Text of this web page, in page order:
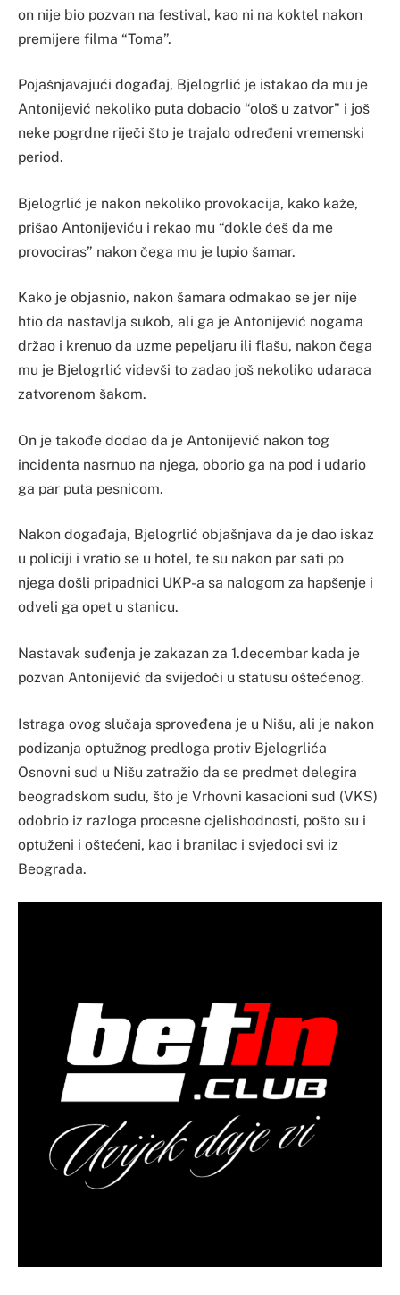
on nije bio pozvan na festival, kao ni na koktel nakon
premijere filma “Toma”.
Pojašnjavajući događaj, Bjelogrlić je istakao da mu je
Antonijević nekoliko puta dobacio “ološ u zatvor” i još
neke pogrdne riječi što je trajalo određeni vremenski
period.
Bjelogrlić je nakon nekoliko provokacija, kako kaže,
prišao Antonijeviću i rekao mu “dokle ćeš da me
provociras” nakon čega mu je lupio šamar.
Kako je objasnio, nakon šamara odmakao se jer nije
htio da nastavlja sukob, ali ga je Antonijević nogama
držao i krenuo da uzme pepeljaru ili flašu, nakon čega
mu je Bjelogrlić videvši to zadao još nekoliko udaraca
zatvorenom šakom.
On je takođe dodao da je Antonijević nakon tog
incidenta nasrnuo na njega, oborio ga na pod i udario
ga par puta pesnicom.
Nakon događaja, Bjelogrlić objašnjava da je dao iskaz
u policiji i vratio se u hotel, te su nakon par sati po
njega došli pripadnici UKP-a sa nalogom za hapšenje i
odveli ga opet u stanicu.
Nastavak suđenja je zakazan za 1.decembar kada je
pozvan Antonijević da svijedoči u statusu oštećenog.
Istraga ovog slučaja sproveđena je u Nišu, ali je nakon
podizanja optužnog predloga protiv Bjelogrlića
Osnovni sud u Nišu zatražio da se predmet delegira
beogradskom sudu, što je Vrhovni kasacioni sud (VKS)
odobrio iz razloga procesne cjelishodnosti, pošto su i
optuženi i oštećeni, kao i branilac i svjedoci svi iz
Beograda.